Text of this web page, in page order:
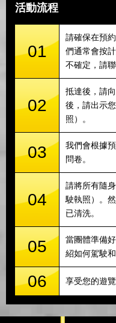
活動流程
01
請確保在預
們通常會按
不確定，請聯
02
抵達後，請
後，請出示
照）。
03
我們會根據
問卷。
04
請將所有隨
駛執照）。
已清洗。
05
當團體準備
紹如何駕駛
06 享受您的遊覽